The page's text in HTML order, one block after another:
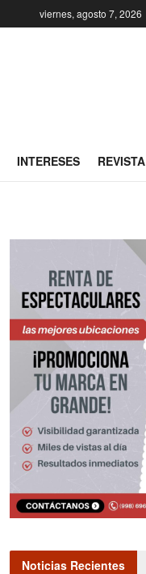
viernes, agosto 7, 2026
INTERESES REVISTA
Noticias Recientes